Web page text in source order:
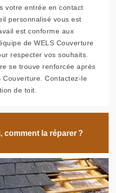
votre entrée en contact
personnalisé vous est
est conforme aux
de WELS Couverture
respecter vos souhaits.
se trouve renforcée après
Couverture. Contactez-le
de toit.
comment la réparer ?